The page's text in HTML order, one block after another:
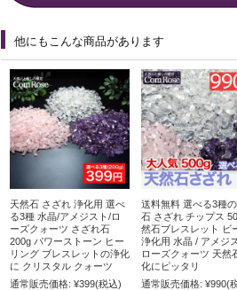
他にもこんな商品があります
天然石 さざれ 浄化用 選べ
る3種 水晶/アメジスト/ロ
ーズクォーツ さざれ石
200g パワーストーン ヒー
リング ブレスレットの浄化
に クリスタル クォーツ
通常販売価格: ¥399(税込)
送料無料 選べる3種
石 さざれ チップス
然石ブレスレット ビ
浄化用 水晶 / アメジ
ローズクォーツ 天然
化にピッタリ
通常販売価格: ¥990(